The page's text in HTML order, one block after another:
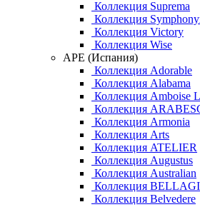
Коллекция Suprema
Коллекция
Коллекция Victory
Коллекция Wise
APE (Испания)
Коллекция Adorable
Коллекция Alabama
Коллекция Amboise
Коллекция
Коллекция Armonia
Коллекция Arts
Коллекция ATELIER
Коллекция Augustus
Коллекция Australian
Коллекция
Коллекция Belvedere